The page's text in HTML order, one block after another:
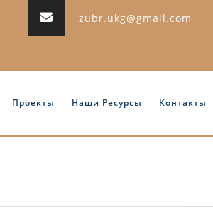
zubr.ukg@gmail.com
Проекты Наши Ресурсы Контакты